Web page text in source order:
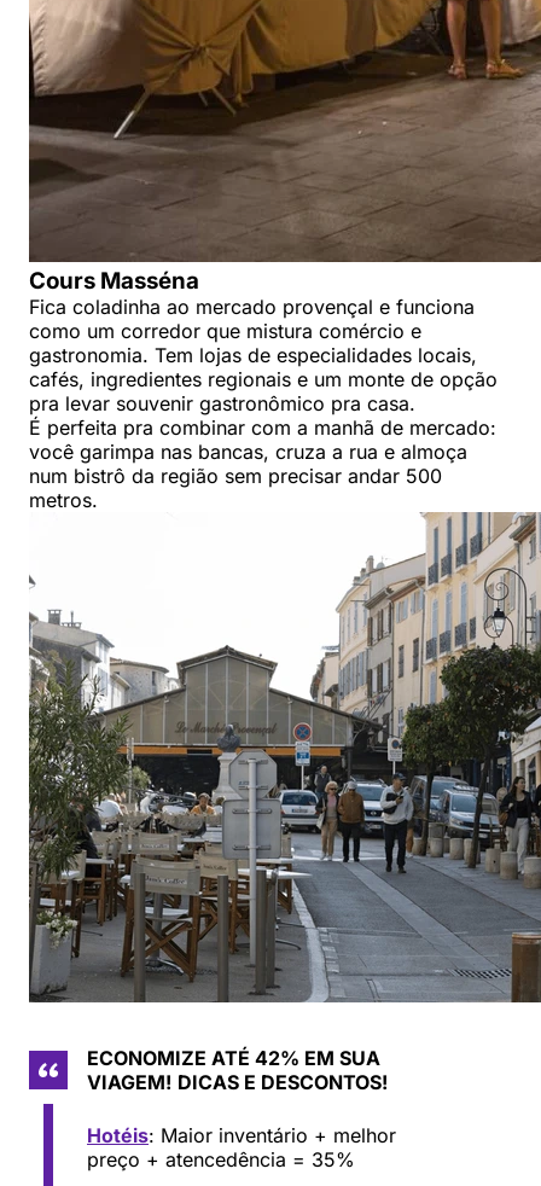
Cours Masséna
Fica coladinha ao mercado provençal e funciona
como um corredor que mistura comércio e
gastronomia. Tem lojas de especialidades locais,
cafés, ingredientes regionais e um monte de opção
pra levar souvenir gastronômico pra casa.
É perfeita pra combinar com a manhã de mercado:
você garimpa nas bancas, cruza a rua e almoça
num bistrô da região sem precisar andar 500
metros.
ECONOMIZE ATÉ 42% EM SUA
VIAGEM! DICAS E DESCONTOS!
Hotéis: Maior inventário + melhor
preço + atencedência = 35%